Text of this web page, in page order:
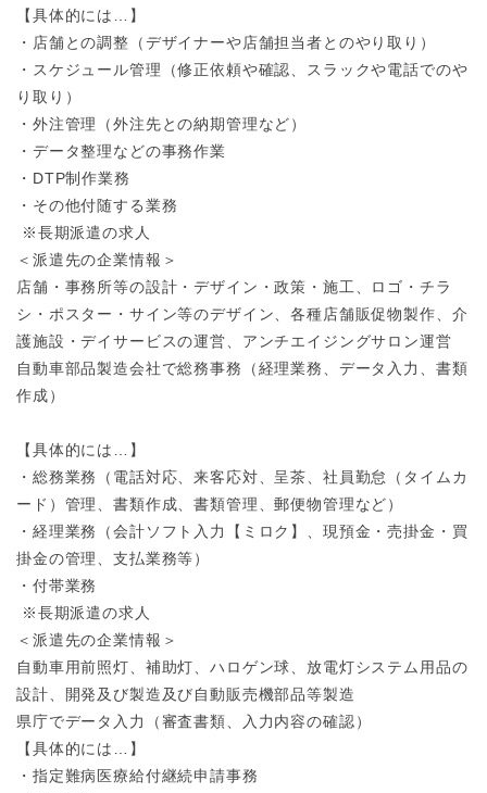
【具体的には…】
・店舗との調整（デザイナーや店舗担当者とのやり取り）
・スケジュール管理（修正依頼や確認、スラックや電話でのや
り取り）
・外注管理（外注先との納期管理など）
・データ整理などの事務作業
・DTP制作業務
・その他付随する業務
※長期派遣の求人
＜派遣先の企業情報＞
店舗・事務所等の設計・デザイン・政策・施工、ロゴ・チラ
シ・ポスター・サイン等のデザイン、各種店舗販促物製作、介
護施設・デイサービスの運営、アンチエイジングサロン運営
自動車部品製造会社で総務事務（経理業務、データ入力、書類
作成）
【具体的には…】
・総務業務（電話対応、来客応対、呈茶、社員勤怠（タイムカ
ード）管理、書類作成、書類管理、郵便物管理など）
・経理業務（会計ソフト入力【ミロク】、現預金・売掛金・買
掛金の管理、支払業務等）
・付帯業務
※長期派遣の求人
＜派遣先の企業情報＞
自動車用前照灯、補助灯、ハロゲン球、放電灯システム用品の
設計、開発及び製造及び自動販売機部品等製造
県庁でデータ入力（審査書類、入力内容の確認）
【具体的には…】
・指定難病医療給付継続申請事務